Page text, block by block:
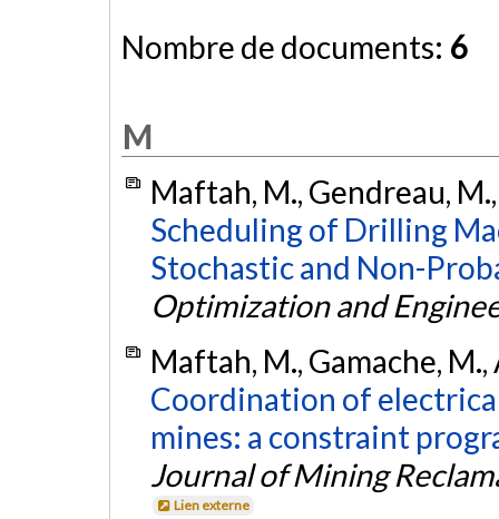
Nombre de documents: 6
M
Maftah, M., Gendreau,
Scheduling of Drilling
Stochastic and Non-
Optimization and
Maftah, M., Gamache,
Coordination of
mines: a constraint
Journal of Mining
Lien externe